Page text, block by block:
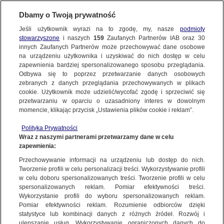
BIURO REKLAMY TVN MEDIA
WYBIERZ STRONĘ
HBO MAX
Player.pl
TVN24 +
TVN
TVN7
TTV
METRO.TV​
TVN24.pl
DiscoveryChannel.pl
TVN Style
Travel Channel​
HGTV
Food Network
TVNFABULA.PL
Dzień Dobry TVN
Co za Tydzień
REWOLUCJE W KUCHNI
RAJSKA MIŁOŚĆ
ŻYCIE JAK W BAJCE
Viva.pl jest nie tylko internetowym przedłużeniem kultowego
magazynu, ale odpowiedzią na potrzeby, oczekiwania
współczesnego czytelnika czy użytkownika. Viva.pl to newsy z
życia gwiazd, ekskluzywne wywiady, reportaże i historie
miłosne współczesnych i dawnych gwiazd, filmy reporterskie, a
także ekskluzywne video, teledyski i wywiady video. Autorskie
treści mody i urody, trendy w lifestylu, kuchni, wnętrza gwiazd,
niezwykłe podróże, cuda świata. A także tematy gorące,
kontrowersyjne, do dyskusji. Hasło „VIVA! cały ten świat”
dokładnie wpisuje się w ideę vivy.pl
Dbamy o Twoją prywatność
Jeśli użytkownik wyrazi na to zgodę, my, nasze podmioty
stowarzyszone i naszych 159Zaufanych Partnerów IAB oraz 30
innych Zaufanych Partnerów może przechowywać dane osobowe
na urządzeniu użytkownika i uzyskiwać do nich dostęp w celu
zapewnienia bardziej spersonalizowanego sposobu przeglądania.
Odbywa się to poprzez przetwarzanie danych osobowych
zebranych z danych przeglądania przechowywanych w plikach
cookie. Użytkownik może udzielić/wycofać zgodę i sprzeciwić się
przetwarzaniu w oparciu o uzasadniony interes w dowolnym
momencie, klikając przycisk „Ustawienia plików cookie i reklam”.
Polityka Prywatności
Wraz z naszymi partnerami przetwarzamy dane w celu
zapewnienia:
Przechowywanie informacji na urządzeniu lub dostęp do nich.
Tworzenie profili w celu personalizacji treści. Wykorzystywanie profili
w celu doboru spersonalizowanych treści. Tworzenie profili w celu
spersonalizowanych reklam. Pomiar efektywności treści.
Wykorzystanie profili do wyboru spersonalizowanych reklam.
Pomiar efektywności reklam. Rozumienie odbiorców dzięki
statystyce lub kombinacji danych z różnych źródeł. Rozwój i